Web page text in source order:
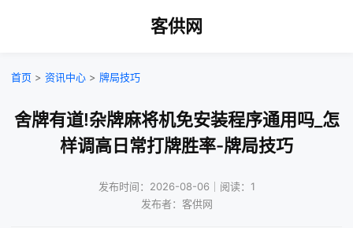
客供网
首页 > 资讯中心 > 牌局技巧
舍牌有道!杂牌麻将机免安装程序通用吗_怎
样调高日常打牌胜率-牌局技巧
发布时间：2026-08-06｜阅读：1
发布者：客供网